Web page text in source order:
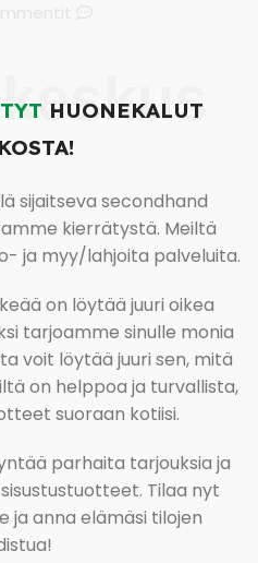
HUONEKALUT
sijaitseva secondhand
kierrätystä. Meiltä
ja myy/lahjoita palveluita.
on löytää juuri oikea
tarjoamme sinulle monia
voit löytää juuri sen, mitä
on helppoa ja turvallista,
suoraan kotiisi.
parhaita tarjouksia ja
Tilaa nyt
ja anna elämäsi tilojen